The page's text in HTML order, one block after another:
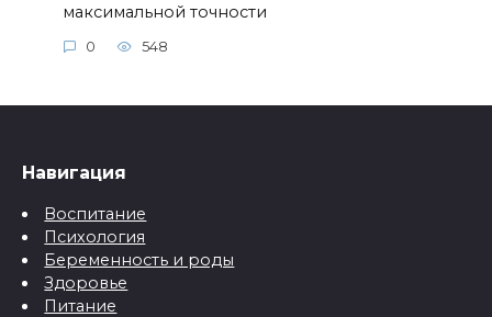
максимальной точности
0 548
Навигация
Воспитание
Психология
Беременность и роды
Здоровье
Питание